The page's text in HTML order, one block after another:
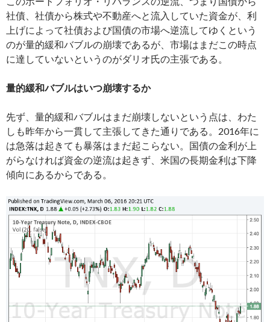
社債、社債から株式や不動産へと流入していた資金が、利
上げによって社債および国債の市場へ逆流してゆくという
のが量的緩和バブルの崩壊であるが、市場はまだこの時点
に達していないというのがダリオ氏の主張である。
量的緩和バブルはいつ崩壊するか
先ず、量的緩和バブルはまだ崩壊しないという点は、わた
しも昨年から一貫して主張してきた通りである。2016年に
は急落は起きても暴落はまだ起こらない。国債の金利が上
がらなければ資金の逆流は起きず、米国の長期金利は下降
傾向にあるからである。